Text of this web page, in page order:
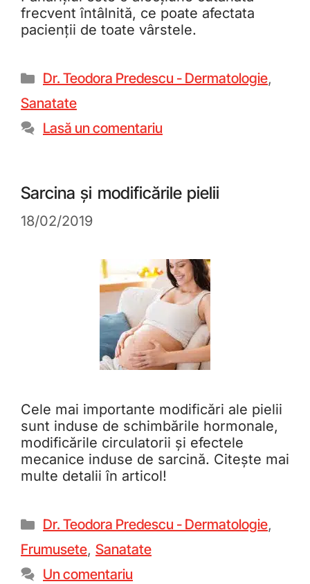
frecvent întâlnită, ce poate afectata
pacienții de toate vârstele.
Dr. Teodora Predescu - Dermatologie,
Sanatate
Lasă un comentariu
Sarcina și modificările pielii
18/02/2019
Cele mai importante modificări ale pielii
sunt induse de schimbările hormonale,
modificările circulatorii și efectele
mecanice induse de sarcină. Citește mai
multe detalii în articol!
Dr. Teodora Predescu - Dermatologie,
Frumusete, Sanatate
Un comentariu